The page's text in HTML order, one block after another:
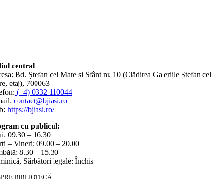
central
Bd. Ștefan cel Mare și Sfânt nr. 10 (Clădirea Galeriile Ștefan cel
etaj), 700063
(+4) 0332 110044
contact@bjiasi.ro
https://bjiasi.ro/
cu publicul:
09.30 – 16.30
– Vineri: 09.00 – 20.00
8.30 – 15.30
Sărbători legale: Închis
BIBLIOTECĂ